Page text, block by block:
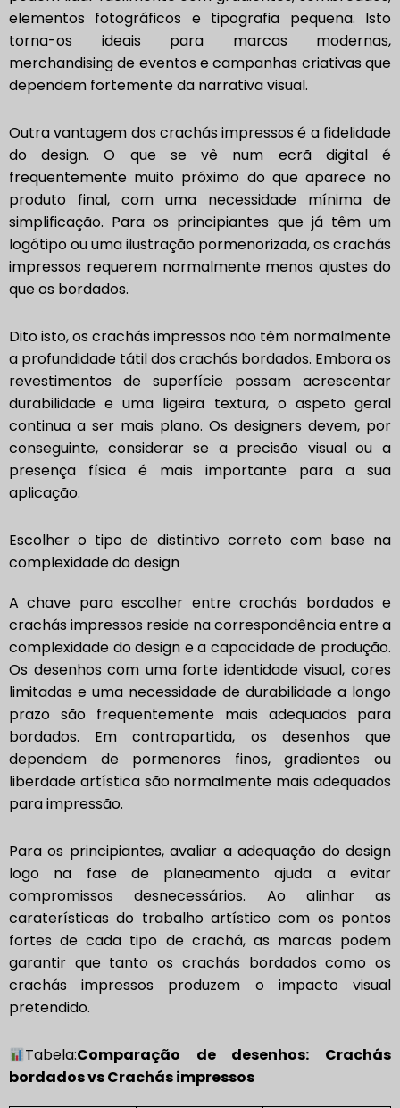
elementos fotográficos e tipografia pequena. Isto
torna-os ideais para marcas modernas,
merchandising de eventos e campanhas criativas que
dependem fortemente da narrativa visual.
Outra vantagem dos crachás impressos é a fidelidade
do design. O que se vê num ecrã digital é
frequentemente muito próximo do que aparece no
produto final, com uma necessidade mínima de
simplificação. Para os principiantes que já têm um
logótipo ou uma ilustração pormenorizada, os crachás
impressos requerem normalmente menos ajustes do
que os bordados.
Dito isto, os crachás impressos não têm normalmente
a profundidade tátil dos crachás bordados. Embora os
revestimentos de superfície possam acrescentar
durabilidade e uma ligeira textura, o aspeto geral
continua a ser mais plano. Os designers devem, por
conseguinte, considerar se a precisão visual ou a
presença física é mais importante para a sua
aplicação.
Escolher o tipo de distintivo correto com base na
complexidade do design
A chave para escolher entre crachás bordados e
crachás impressos reside na correspondência entre a
complexidade do design e a capacidade de produção.
Os desenhos com uma forte identidade visual, cores
limitadas e uma necessidade de durabilidade a longo
prazo são frequentemente mais adequados para
bordados. Em contrapartida, os desenhos que
dependem de pormenores finos, gradientes ou
liberdade artística são normalmente mais adequados
para impressão.
Para os principiantes, avaliar a adequação do design
logo na fase de planeamento ajuda a evitar
compromissos desnecessários. Ao alinhar as
caraterísticas do trabalho artístico com os pontos
fortes de cada tipo de crachá, as marcas podem
garantir que tanto os crachás bordados como os
crachás impressos produzem o impacto visual
pretendido.
Tabela:Comparação de desenhos: Crachás
bordados vs Crachás impressos